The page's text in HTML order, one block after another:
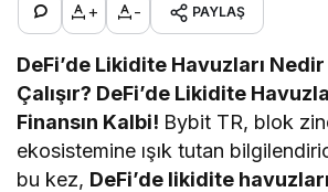
+ - PAYLAŞ
DeFi’de Likidite Havuzları Nedir
Çalışır? DeFi’de Likidite
Finansın Kalbi! Bybit TR, blok
ekosistemine ışık tutan
bu kez, DeFi’de likidite